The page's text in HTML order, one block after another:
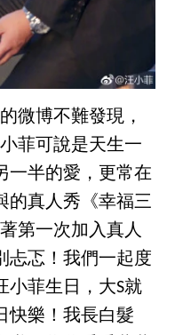
微博不難發現，
菲可說是天生一
一半的愛，更常在
的真人秀《幸福三
第一次加入真人
忐忑！我們一起度
小菲生日，大S就
快樂！我長白髮